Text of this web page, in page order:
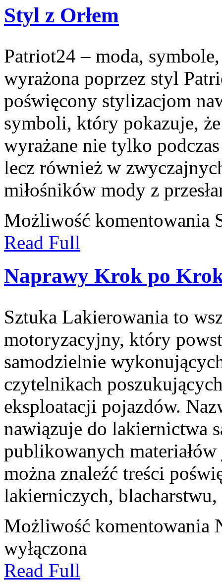
Styl z Orłem
Patriot24 – moda,
wyrażona poprzez styl
poświęcony stylizacjom
symboli, który pokazuje,
wyrażane nie tylko
lecz również w
miłośników mody z
Możliwość komentowania
Read Full
Naprawy Krok po
Sztuka Lakierowania to
motoryzacyjny, który
samodzielnie
czytelnikach
eksploatacji pojazdów.
nawiązuje do lakiernictwa
publikowanych materiałów
można znaleźć treści
lakierniczych, blacharstwu,
Możliwość komentowania
wyłączona
Read Full